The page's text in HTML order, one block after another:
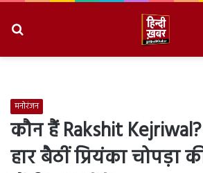
मनोरंजन
कौन हैं Rakshit
हार बैठीं प्रियंका चोपड़ा